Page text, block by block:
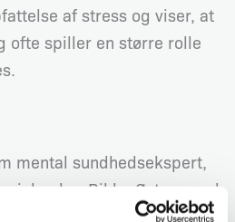
af stress og viser, at
ofte spiller en større rolle
mental sundhedsekspert,
har Rikke Østergaard
konfliktløsning,